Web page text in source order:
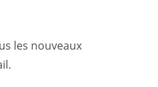
les nouveaux